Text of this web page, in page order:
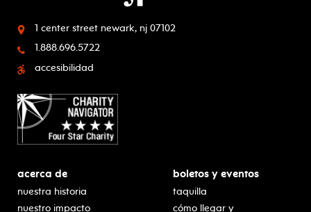
1 center street newark, nj 07102
1.888.696.5722
accesibilidad
acerca de
nuestra historia
nuestro impacto
boletos y eventos
taquilla
cómo llegar y